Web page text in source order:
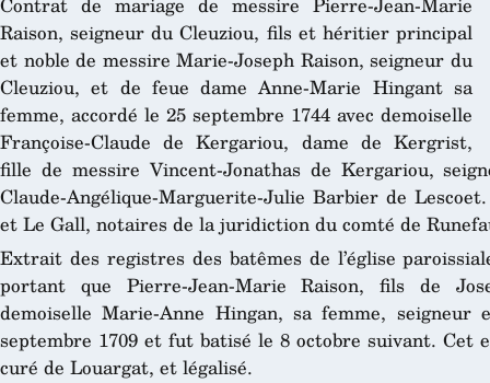
Raison, seigneur du Cleuziou, fils et héritier principal
et noble de messire Marie-Joseph Raison, seigneur du
Cleuziou, et de feue dame Anne-Marie Hingant sa
femme, accordé le 25 septembre 1744 avec demoiselle
Françoise-Claude de Kergariou, dame de Kergrist,
fille de messire Vincent-Jonathas de Kergariou,
Claude-Angélique-Marguerite-Julie Barbier de
et Le Gall, notaires de la juridiction du comté de
Extrait des registres des batêmes de l’église
portant que Pierre-Jean-Marie Raison, fils de
demoiselle Marie-Anne Hingan, sa femme,
septembre 1709 et fut batisé le 8 octobre suivant.
curé de Louargat, et légalisé.